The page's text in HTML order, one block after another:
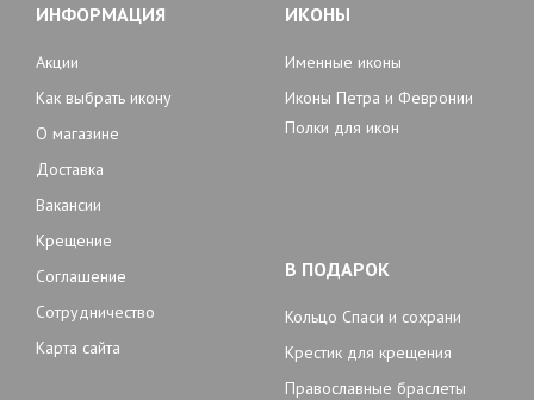
ИНФОРМАЦИЯ
Акции
Как выбрать икону
О магазине
Доставка
Вакансии
Крещение
Соглашение
Сотрудничество
Карта сайта
ИКОНЫ
Именные иконы
Иконы Петра и Февронии
Полки для икон
В ПОДАРОК
Кольцо Спаси и сохрани
Крестик для крещения
Православные браслеты